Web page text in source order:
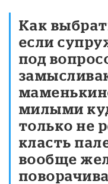
Как
если
под
милыми
только не
класть
вообще